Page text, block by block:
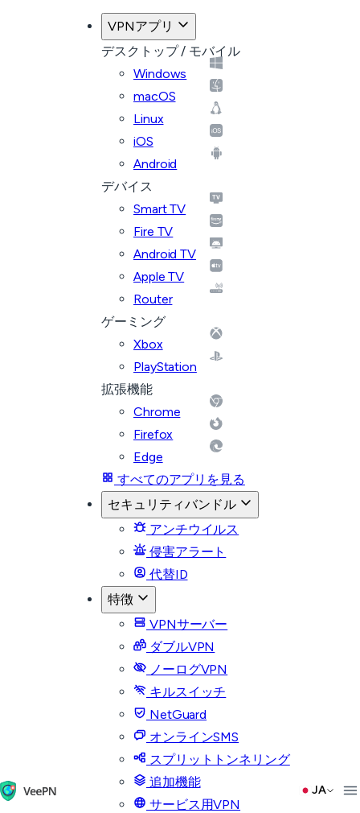
VPNアプリ
デスクトップ / モバイル
Windows
macOS
Linux
iOS
Android
デバイス
Smart TV
Fire TV
Android TV
Apple TV
Router
ゲーミング
Xbox
PlayStation
拡張機能
Chrome
Firefox
Edge
すべてのアプリを見る
セキュリティバンドル
アンチウイルス
侵害アラート
代替ID
特徴
VPNサーバー
ダブルVPN
ノーログVPN
キルスイッチ
NetGuard
オンラインSMS
スプリットトンネリング
追加機能
サービス用VPN
JA